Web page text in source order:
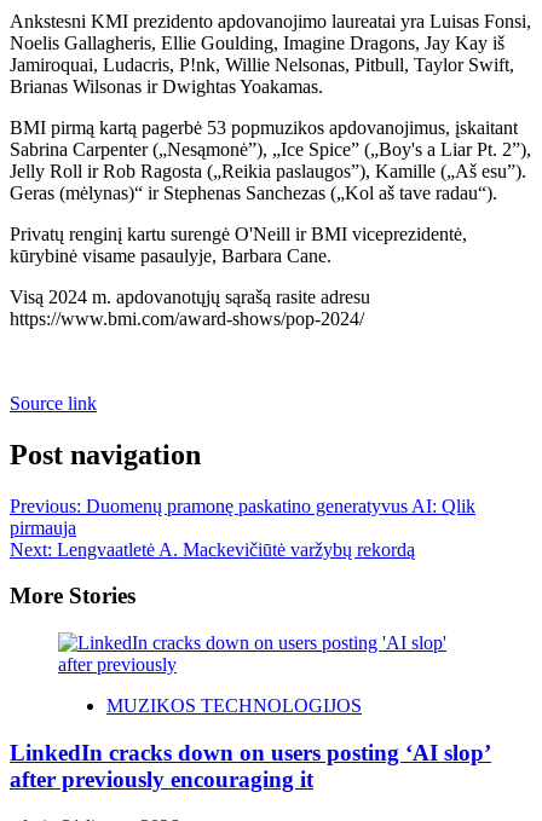
Ankstesni KMI prezidento apdovanojimo laureatai yra Luisas Fonsi,
Noelis Gallagheris, Ellie Goulding, Imagine Dragons, Jay Kay iš
Jamiroquai, Ludacris, P!nk, Willie Nelsonas, Pitbull, Taylor Swift,
Brianas Wilsonas ir Dwightas Yoakamas.
BMI pirmą kartą pagerbė 53 popmuzikos apdovanojimus, įskaitant
Sabrina Carpenter („Nesąmonė”), „Ice Spice” („Boy's a Liar Pt. 2”),
Jelly Roll ir Rob Ragosta („Reikia paslaugos”), Kamille („Aš esu”).
Geras (mėlynas)“ ir Stephenas Sanchezas („Kol aš tave radau“).
Privatų renginį kartu surengė O'Neill ir BMI viceprezidentė,
kūrybinė visame pasaulyje, Barbara Cane.
Visą 2024 m. apdovanotųjų sąrašą rasite adresu
https://www.bmi.com/award-shows/pop-2024/
Source link
Post navigation
Previous: Duomenų pramonę paskatino generatyvus AI: Qlik
pirmauja
Next: Lengvaatletė A. Mackevičiūtė varžybų rekordą
More Stories
MUZIKOS TECHNOLOGIJOS
LinkedIn cracks down on users posting ‘AI slop’
after previously encouraging it